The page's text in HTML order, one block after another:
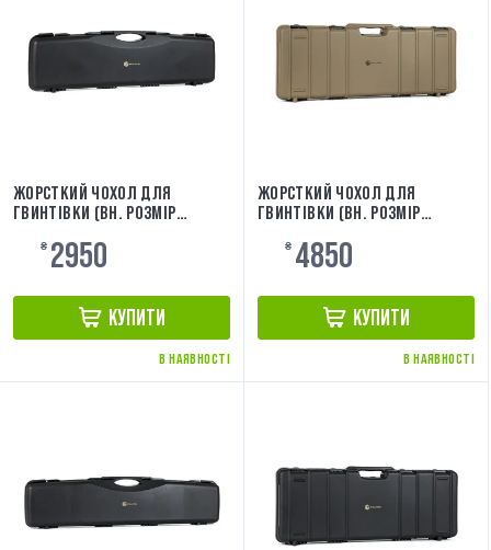
ЖОРСТКИЙ ЧОХОЛ ДЛЯ
ГВИНТІВКИ (ВН. РОЗМІР
EA0502RC
₴ 2950
КУПИТИ
В НАЯВНОСТІ
ЖОРСТКИЙ ЧОХОЛ ДЛЯ
ГВИНТІВКИ (ВН. РОЗМІР
EA0513RCT
₴ 4850
КУПИТИ
В НАЯВНОСТІ